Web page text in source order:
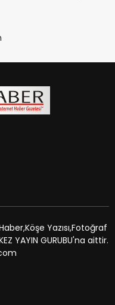
olarak, tarafınıza haber,
gönderilmesini
Yazısı,Fotoğraf
YAYIN GURUBU'na aittir.